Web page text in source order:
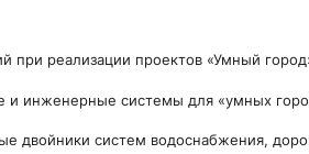
при реализации проектов «Умный
и инженерные системы для «умных
двойники систем водоснабжения,